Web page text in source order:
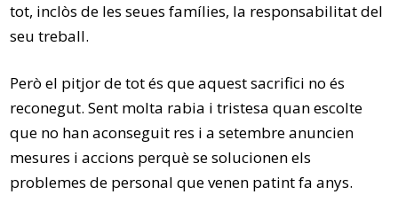
tot, inclòs de les seues famílies, la responsabilitat del
seu treball.
Però el pitjor de tot és que aquest sacrifici no és
reconegut. Sent molta rabia i tristesa quan escolte
que no han aconseguit res i a setembre anuncien
mesures i accions perquè se solucionen els
problemes de personal que venen patint fa anys.